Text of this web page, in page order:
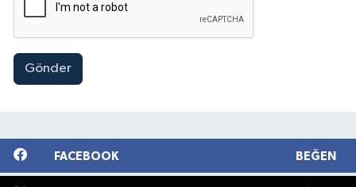
Gönder
FACEBOOK BEĞEN